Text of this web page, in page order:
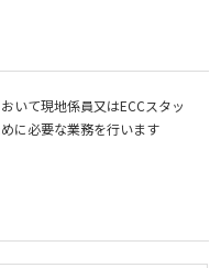
いて現地係員又はECCスタッ
に必要な業務を行います